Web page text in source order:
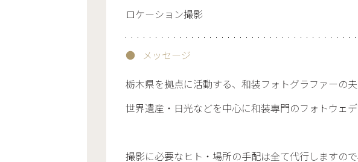
ロケーション撮影
メッセージ
栃木県を拠点に活動する、和装フォトグラファーの
世界遺産・日光などを中心に和装専門のフォトウェ
撮影に必要なヒト・場所の手配は全て代行しますの